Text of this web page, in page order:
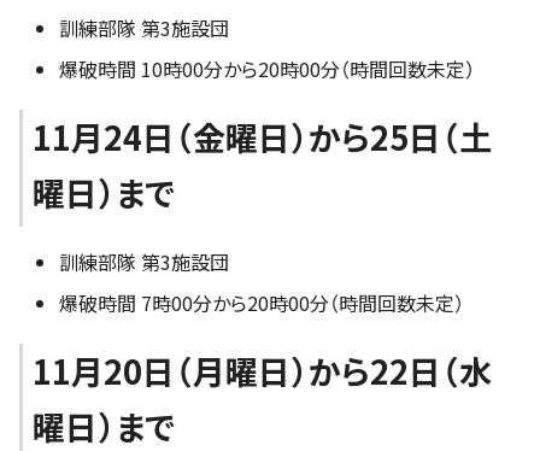
訓練部隊 第3施設団
爆破時間 10時00分から20時00分（時間回数未定）
11月24日（金曜日）から25日（土
曜日）まで
訓練部隊 第3施設団
爆破時間 7時00分から20時00分（時間回数未定）
11月20日（月曜日）から22日（水
曜日）まで